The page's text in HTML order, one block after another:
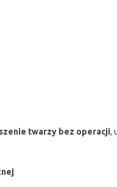
twarzy bez operacji,